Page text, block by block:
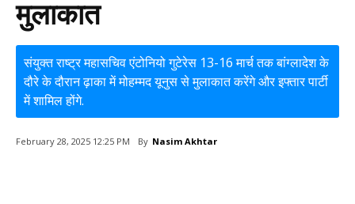
मुलाकात
संयुक्त राष्ट्र महासचिव एंटोनियो गुटेरेस 13-16 मार्च तक बांग्लादेश के
दौरे के दौरान ढ़ाका में मोहम्मद यूनुस से मुलाकात करेंगे और इफ्तार पार्टी
में शामिल होंगे.
February 28, 2025 12:25 PM By Nasim Akhtar